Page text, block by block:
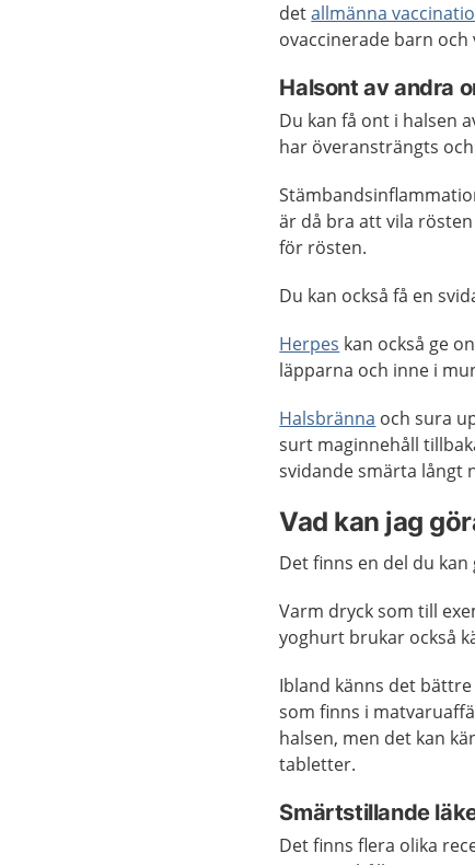
detallmänna
ovaccinerade barn
Halsont av andra
Du kan få ont i halsen
har överansträngts
är då bra att vila
för rösten.
Du kan också få en
Herpes kan också ge
läpparna och inne i
Halsbränna och sura
surt maginnehåll
svidande smärta långt
Vad kan jag
Det finns en del du
Varm dryck som till
yoghurt brukar också
Ibland känns det
som finns i
halsen, men det kan
tabletter.
Smärtstillande
Det finns flera olika